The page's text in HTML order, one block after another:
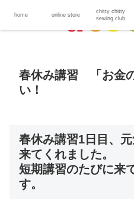
春休み講習 「お金
い！
春休み講習1日目、
来てくれました。
短期講習のたびに来
す。
home online store
chitty chitty
sewing club